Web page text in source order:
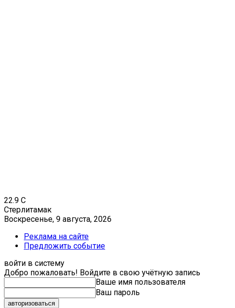
22.9 C
Стерлитамак
Воскресенье, 9 августа, 2026
Реклама на сайте
Предложить событие
войти в систему
Добро пожаловать! Войдите в свою учётную запись
Ваше имя пользователя
Ваш пароль